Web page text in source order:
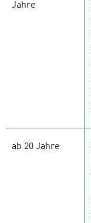
Jahre
ab 20 Jahre